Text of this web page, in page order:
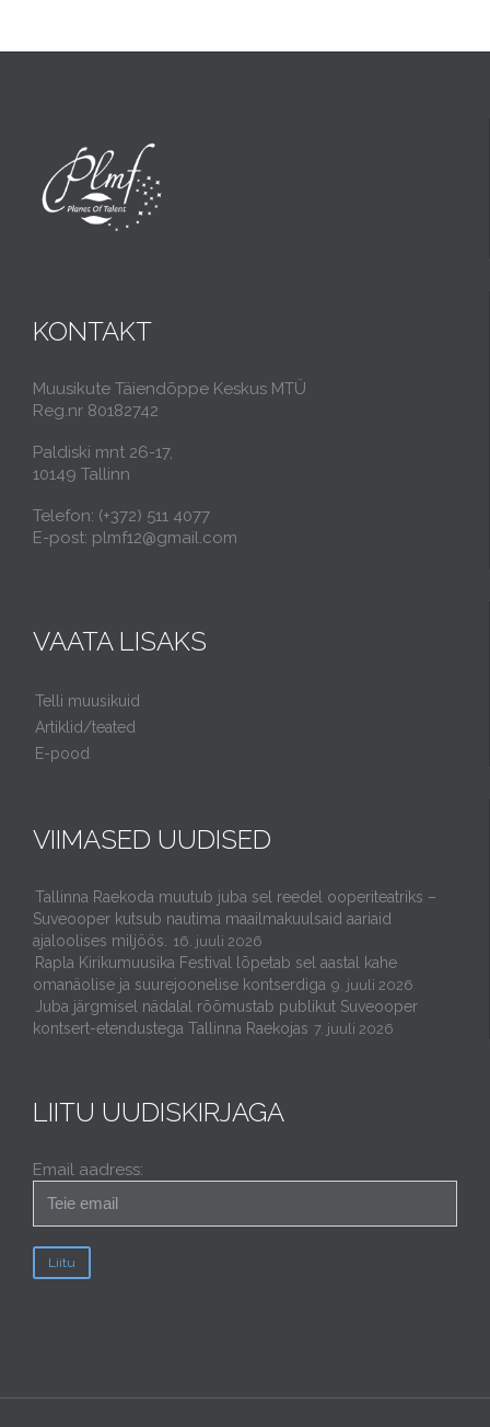
KONTAKT
Muusikute Täiendõppe Keskus MTÜ
Reg.nr 80182742
Paldiski mnt 26-17,
10149 Tallinn
Telefon: (+372) 511 4077
E-post: plmf12@gmail.com
VAATA LISAKS
Telli muusikuid
Artiklid/teated
E-pood
VIIMASED UUDISED
Tallinna Raekoda muutub juba sel reedel ooperiteatriks –
Suveooper kutsub nautima maailmakuulsaid aariaid
ajaloolises miljöös.
16. juuli 2026
Rapla Kirikumuusika Festival lõpetab sel aastal kahe
omanäolise ja suurejoonelise kontserdiga 9. juuli 2026
Juba järgmisel nädalal rõõmustab publikut Suveooper
kontsert-etendustega Tallinna Raekojas 7. juuli 2026
LIITU UUDISKIRJAGA
Email aadress: